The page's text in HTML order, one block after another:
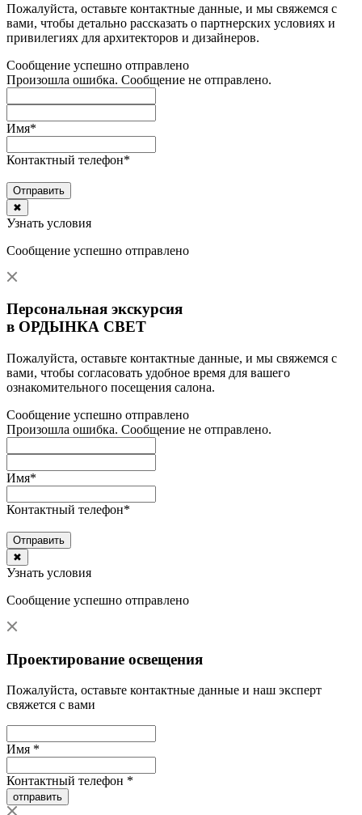
Пожалуйста, оставьте контактные данные, и мы свяжемся с
вами, чтобы детально рассказать о партнерских условиях и
привилегиях для архитекторов и дизайнеров.
Сообщение успешно отправлено
Произошла ошибка. Сообщение не отправлено.
Имя*
Контактный телефон*
Отправить
✖
Узнать условия
Сообщение успешно отправлено
Персональная экскурсия
в ОРДЫНКА СВЕТ
Пожалуйста, оставьте контактные данные, и мы свяжемся с
вами, чтобы согласовать удобное время для вашего
ознакомительного посещения салона.
Сообщение успешно отправлено
Произошла ошибка. Сообщение не отправлено.
Имя*
Контактный телефон*
Отправить
✖
Узнать условия
Сообщение успешно отправлено
Проектирование освещения
Пожалуйста, оставьте контактные данные и наш эксперт
свяжется с вами
Имя *
Контактный телефон *
отправить